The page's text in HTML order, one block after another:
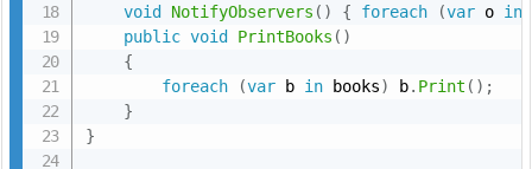
void
NotifyObservers ( ) { foreach (var o in
public void PrintBooks ( )
{
foreach
(var b in books) b. Print ( ) ;
}
}